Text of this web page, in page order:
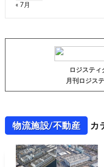
« 7月
ロジスティ
月刊ロジス
物流施設/不動産 カ